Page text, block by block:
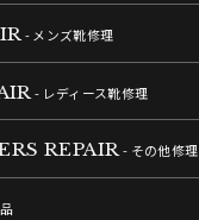
- メンズ靴修理
- レディース靴修理
REPAIR- その他修理